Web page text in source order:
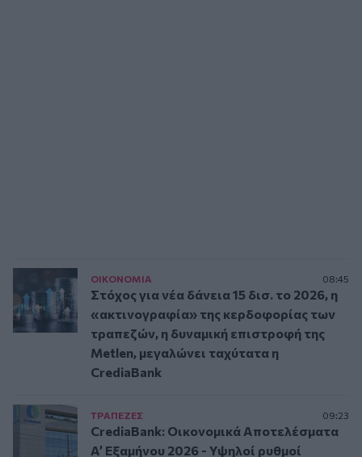
ΟΙΚΟΝΟΜΙΑ 08:45
Στόχος για νέα δάνεια 15 δισ. το 2026, η
«ακτινογραφία» της κερδοφορίας των
τραπεζών, η δυναμική επιστροφή της
Metlen, μεγαλώνει ταχύτατα η
CrediaBank
ΤΡAΠΕΖΕΣ 09:23
CrediaBank: Οικονομικά Αποτελέσματα
A’ Εξαμήνου 2026 - Υψηλοί ρυθμοί